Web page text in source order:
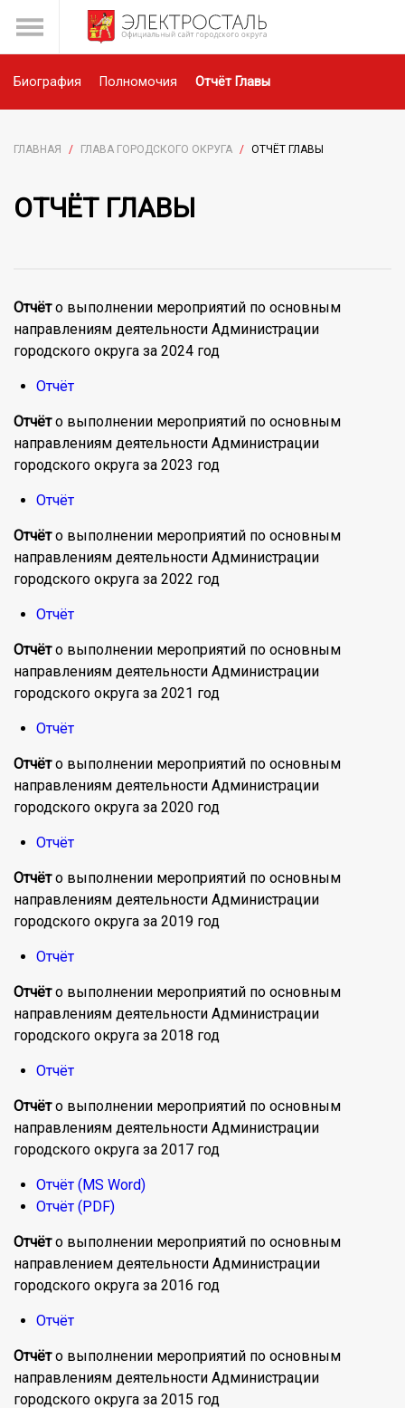
Биография Полномочия Отчёт Главы
ГЛАВНАЯ / ГЛАВА ГОРОДСКОГО ОКРУГА / ОТЧЁТ ГЛАВЫ
ОТЧЁТ ГЛАВЫ
Отчёто выполнении мероприятий по основным
направлениям деятельности Администрации
городского округа за 2024 год
Отчёт
Отчёто выполнении мероприятий по основным
направлениям деятельности Администрации
городского округа за 2023 год
Отчёт
Отчёто выполнении мероприятий по основным
направлениям деятельности Администрации
городского округа за 2022 год
Отчёт
Отчёто выполнении мероприятий по основным
направлениям деятельности Администрации
городского округа за 2021 год
Отчёт
Отчёто выполнении мероприятий по основным
направлениям деятельности Администрации
городского округа за 2020 год
Отчёт
Отчёто выполнении мероприятий по основным
направлениям деятельности Администрации
городского округа за 2019 год
Отчёт
Отчёто выполнении мероприятий по основным
направлениям деятельности Администрации
городского округа за 2018 год
Отчёт
Отчёто выполнении мероприятий по основным
направлениям деятельности Администрации
городского округа за 2017 год
Отчёт (MS Word)
Отчёт (PDF)
Отчёто выполнении мероприятий по основным
направлением деятельности Администрации
городского округа за 2016 год
Отчёт
Отчёто выполнении мероприятий по основным
направлениям деятельности Администрации
городского округа за 2015 год